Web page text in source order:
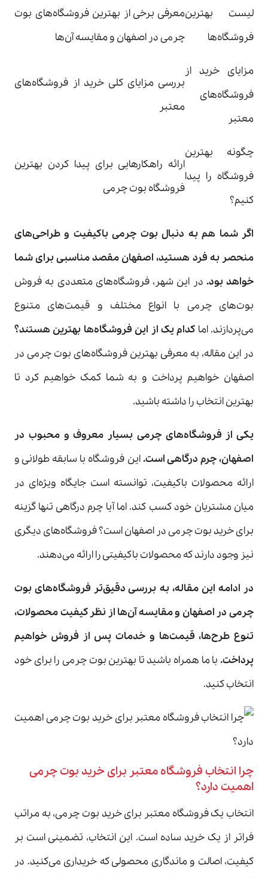
لیست بهترین
فروشگاه‌ها
معرفی برخی از بهترین فروشگاه‌های بوت
چرمی در اصفهان و مقایسه آن‌ها
مزایای خرید از
فروشگاه‌های
معتبر
بررسی مزایای کلی خرید از فروشگاه‌های
معتبر
چگونه بهترین
فروشگاه را پیدا
کنیم؟
ارائه راهکارهایی برای پیدا کردن بهترین
فروشگاه بوت چرمی
اگر شما هم به دنبال بوت چرمی باکیفیت و طراحی‌های
منحصر به فرد هستید، اصفهان مقصد مناسبی برای شما
خواهد بود. در این شهر، فروشگاه‌های متعددی به فروش
بوت‌های چرمی با انواع مختلف و قیمت‌های متنوع
می‌پردازند. اما کدام یک از این فروشگاه‌ها بهترین هستند؟
در این مقاله، به معرفی بهترین فروشگاه‌های بوت چرمی در
اصفهان خواهیم پرداخت و به شما کمک خواهیم کرد تا
بهترین انتخاب را داشته باشید.
یکی از فروشگاه‌های چرمی بسیار معروف و محبوب در
اصفهان، چرم درگاهی است.این فروشگاه با سابقه طولانی و
ارائه محصولات باکیفیت، توانسته است جایگاه ویژه‌ای در
میان مشتریان خود کسب کند. اما آیا چرم درگاهی تنها گزینه
برای خرید بوت چرمی در اصفهان است؟ فروشگاه‌های دیگری
نیز وجود دارند که محصولات باکیفیتی را ارائه می‌دهند.
در ادامه این مقاله، به بررسی دقیق‌تر فروشگاه‌های بوت
چرمی در اصفهان و مقایسه آن‌ها از نظر کیفیت محصولات،
تنوع طرح‌ها، قیمت‌ها و خدمات پس از فروش خواهیم
پرداخت. با ما همراه باشید تا بهترین بوت چرمی را برای خود
انتخاب کنید.
چرا انتخاب فروشگاه معتبر برای خرید بوت چرمی
اهمیت دارد؟
انتخاب یک فروشگاه معتبر برای خرید بوت چرمی، به مراتب
فراتر از یک خرید ساده است. این انتخاب، تضمینی است بر
کیفیت، اصالت و ماندگاری محصولی که خریداری می‌کنید. در